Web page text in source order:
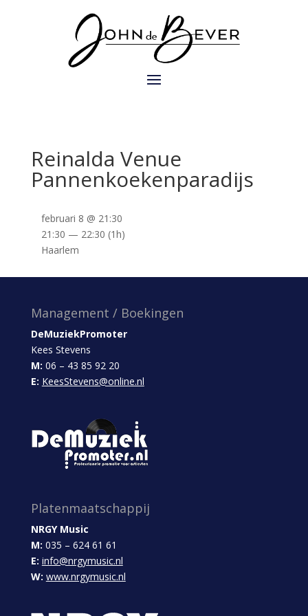
Reinalda Venue
Pannenkoekenparadijs
februari 8 @ 21:30
21:30 — 22:30 (1h)
Haarlem
Management / Boekingen
DeMuziekPromoter
Kees Stevens
M: 06 – 43 85 92 20
E: KeesStevens@online.nl
Platenmaatschappij
NRGY Music
M: 035 – 624 61 61
E: info@nrgymusic.nl
W: www.nrgymusic.nl